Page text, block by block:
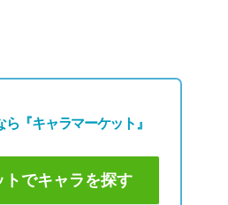
ら 『キャラマーケット』
トでキャラを探す